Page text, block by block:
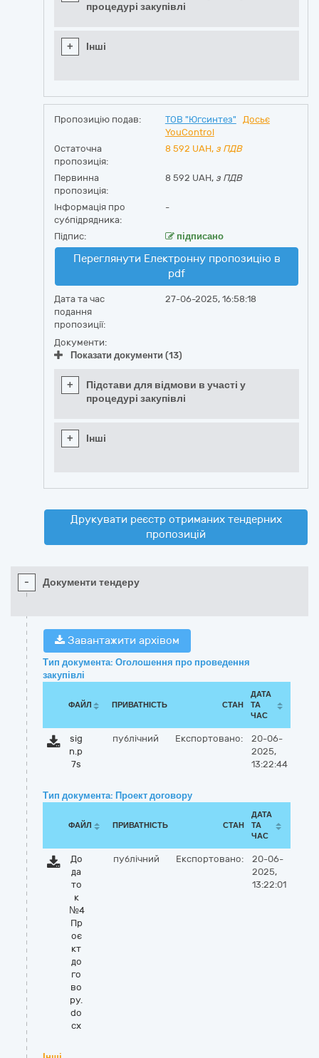
процедурі закупівлі
+ Інші
Пропозицію подав: ТОВ "Югсинтез"
Досьє
YouControl
Остаточна
пропозиція:
8 592 UAH, з ПДВ
Первинна
пропозиція:
8 592 UAH, з ПДВ
Інформація про
субпідрядника:
-
Підпис: підписано
Переглянути Електронну пропозицію в
pdf
Дата та час
подання
пропозиції:
27-06-2025, 16:58:18
Документи:
Показати документи (13)
+
Підстави для відмови в участі у
процедурі закупівлі
+ Інші
Друкувати реєстр отриманих тендерних
пропозицій
- Документи тендеру
Завантажити архівом
Тип документа: Оголошення про проведення
закупівлі
ФАЙЛ ПРИВАТНІСТЬ СТАН
ДАТА
ТА
ЧАС
sig
n.p
7s
публічний Експортовано:
20-06-
2025,
13:22:44
Тип документа: Проект договору
ФАЙЛ ПРИВАТНІСТЬ СТАН
ДАТА
ТА
ЧАС
До
да
то
к
№4
Пр
оє
кт
до
го
во
ру.
do
cx
публічний Експортовано:
20-06-
2025,
13:22:01